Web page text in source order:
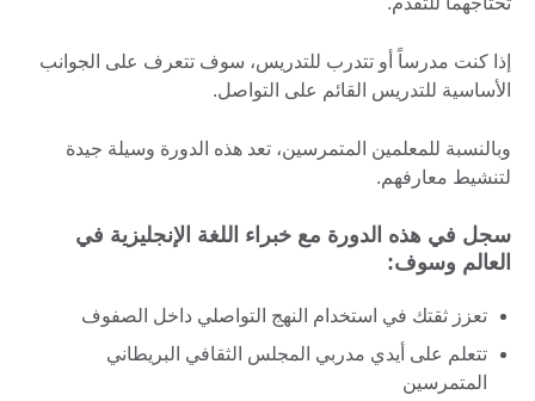
إذا كنت مدرساً أو تتدرب للتدريس، سوف تتعرف على الجوانب
الأساسية للتدريس القائم على التواصل.
وبالنسبة للمعلمين المتمرسين، تعد هذه الدورة وسيلة جيدة
لتنشيط معارفهم.
سجل في هذه الدورة مع خبراء اللغة الإنجليزية في
العالم وسوف:
تعزز ثقتك في استخدام النهج التواصلي داخل الصفوف
تتعلم على أيدي مدربي المجلس الثقافي البريطاني
المتمرسين